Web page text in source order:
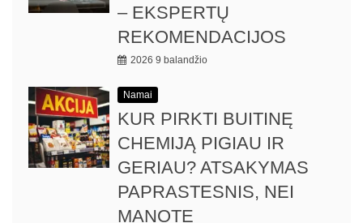
– EKSPERTŲ
REKOMENDACIJOS
2026 9 balandžio
Namai
KUR PIRKTI BUITINĘ
CHEMIJĄ PIGIAU IR
GERIAU? ATSAKYMAS
PAPRASTESNIS, NEI
MANOTE